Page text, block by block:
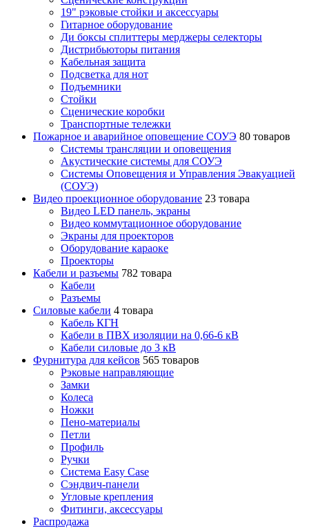
19" рэковые стойки и аксесcуары
Гитарное оборудование
Ди боксы сплиттеры мерджеры селекторы
Дистрибьюторы питания
Кабельная защита
Подсветка для нот
Подъемники
Стойки
Сценические коробки
Транспортные тележки
Пожарное и аварийное оповещение СОУЭ 80 товаров
Cистемы трансляции и оповещения
Акустические системы для СОУЭ
Системы Оповещения и Управления Эвакуацией
(СОУЭ)
Видео проекционное оборудование 23 товара
Видео LED панель, экраны
Видео коммутационное оборудование
Экраны для проекторов
Оборудование караоке
Проекторы
Кабели и разъемы 782 товара
Кабели
Разъемы
Силовые кабели 4 товара
Кабель КГН
Кабели в ПВХ изоляции на 0,66-6 кВ
Кабели силовые до 3 кВ
Фурнитура для кейсов 565 товаров
Рэковые направляющие
Замки
Колеса
Ножки
Пено-материалы
Петли
Профиль
Ручки
Система Easy Case
Сэндвич-панели
Угловые крепления
Фитинги, аксессуары
Распродажа